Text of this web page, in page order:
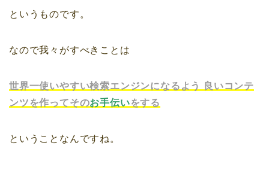
というものです。
なので我々がすべきことは
世界一使いやすい検索エンジンになるよう
良いコンテ
ンツを作ってそのお手伝いをする
ということなんですね。